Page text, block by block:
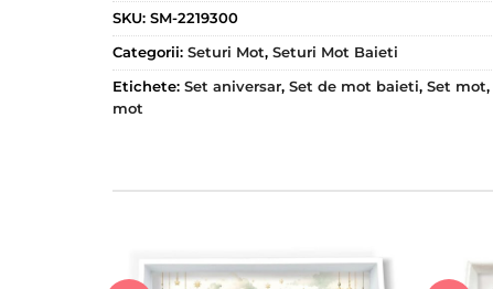
SKU: SM-2219300
Categorii: Seturi Mot, Seturi Mot Baieti
Etichete: Set aniversar, Set de mot baieti, Set mot,
mot